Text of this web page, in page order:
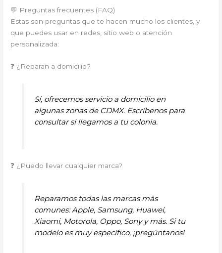
💬 Preguntas frecuentes (FAQ)
Estas son preguntas que te hacen mucho los clientes, y
que puedes usar en redes, sitio web o atención
personalizada:
❓ ¿Reparan a domicilio?
Sí, ofrecemos servicio a domicilio en
algunas zonas de CDMX. Escríbenos para
consultar si llegamos a tu colonia.
❓ ¿Puedo llevar cualquier marca?
Reparamos todas las marcas más
comunes: Apple, Samsung, Huawei,
Xiaomi, Motorola, Oppo, Sony y más. Si tu
modelo es muy específico, ¡pregúntanos!